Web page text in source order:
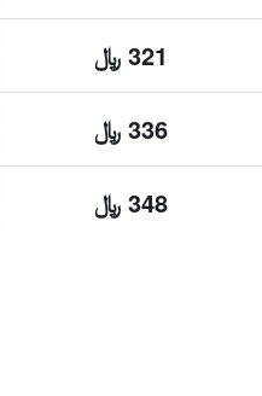
321 ﷼
336 ﷼
348 ﷼